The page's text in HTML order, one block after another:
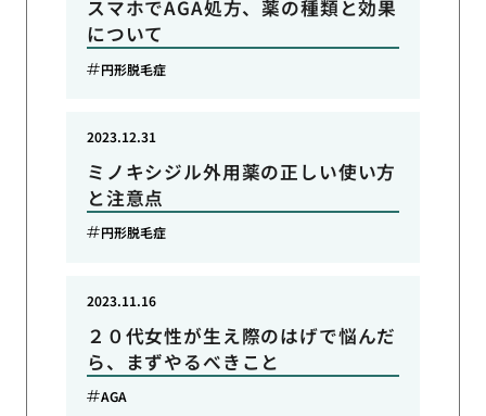
スマホでAGA処方、薬の種類と効果
について
円形脱毛症
ミノキシジル外用薬の正しい使い方
と注意点
2023.12.31
円形脱毛症
２０代女性が生え際のはげで悩んだ
ら、まずやるべきこと
2023.11.16
AGA